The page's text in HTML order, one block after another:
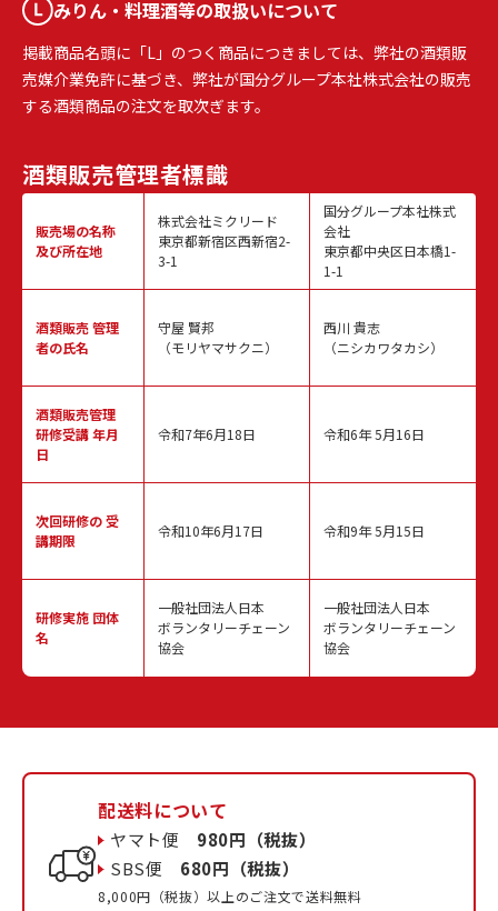
みりん・料理酒等の取扱いについて
掲載商品名頭に「L」のつく商品につきましては、弊社の酒類販
売媒介業免許に基づき、弊社が国分グループ本社株式会社の販売
する酒類商品の注文を取次ぎます。
酒類販売管理者標識
販売場の名称
及び所在地
酒類販売管理
者の氏名
酒類販売管理
研修受講 年月
日
次回研修の受
講期限
研修実施 団体
名
株式会社ミクリード
東京都新宿区西新宿2-
3-1
守屋 賢邦
（モリヤマサクニ）
令和7年6月18日
令和10年6月17日
一般社団法人日本
ボランタリーチェーン
協会
国分グループ本社株式
会社
東京都中央区日本橋1-
1-1
西川 貴志
（ニシカワタカシ）
令和6年 5月16日
令和9年 5月15日
一般社団法人日本
ボランタリーチェーン
協会
配送料について
ヤマト便 980円（税抜）
SBS便 680円（税抜）
8,000円（税抜）以上のご注文で送料無料